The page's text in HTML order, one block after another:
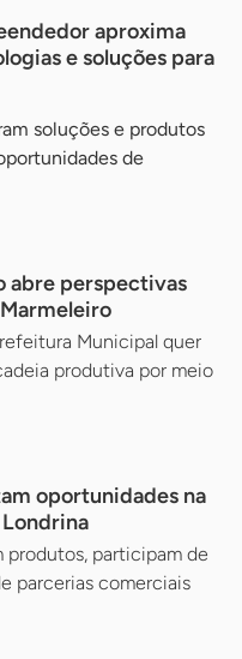
aproxima
e soluções para
soluções e produtos
de
abre perspectivas
Municipal quer
produtiva por meio
oportunidades na
produtos, participam de
parcerias comerciais